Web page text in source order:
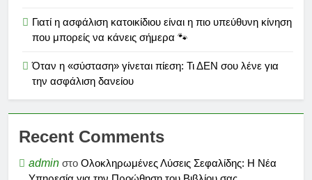
Γιατί η ασφάλιση κατοικίδιου είναι η πιο υπεύθυνη κίνηση
που μπορείς να κάνεις σήμερα 🐾
Όταν η «σύσταση» γίνεται πίεση: Τι ΔΕΝ σου λένε για
την ασφάλιση δανείου
Recent Comments
admin στο Ολοκληρωμένες Λύσεις Σεφαλίδης: Η Νέα